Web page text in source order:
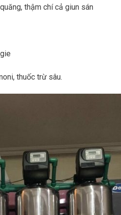
thậm chí cả giun sán
thuốc trừ sâu.